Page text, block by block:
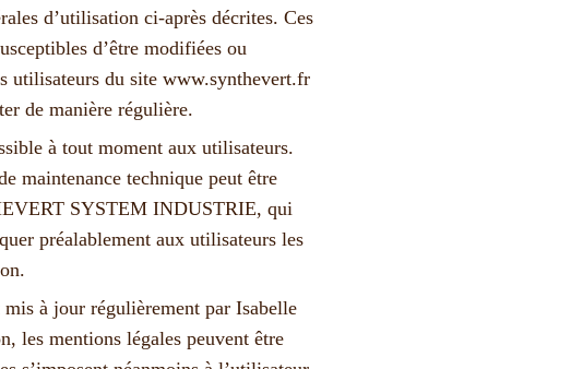
d’utilisation ci-après décrites. Ces
d’être modifiées ou
utilisateurs du site www.synthevert.fr
de manière régulière.
à tout moment aux utilisateurs.
maintenance technique peut être
SYSTEM INDUSTRIE, qui
préalablement aux utilisateurs les
mis à jour régulièrement par Isabelle
les mentions légales peuvent être